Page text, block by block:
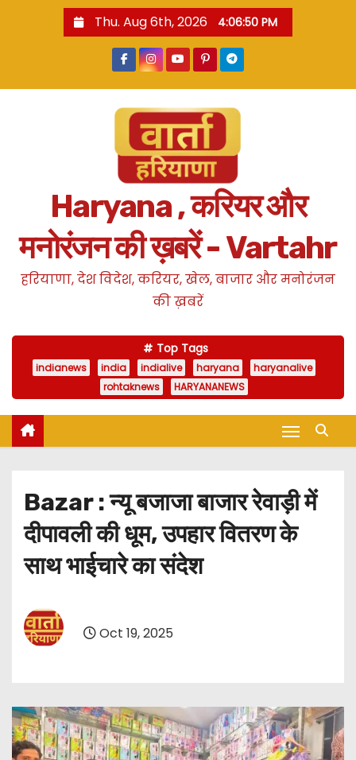
Thu. Aug 6th, 2026 4:06:51 PM
Haryana , करियर और
मनोरंजन की ख़बरें - Vartahr
हरियाणा, देश विदेश, करियर, खेल, बाजार और मनोरंजन
की ख़बरें
Top Tags
indianews india indialive haryana
haryanalive
rohtaknews
HARYANANEWS
Bazar : न्यू बजाजा बाजार रेवाड़ी में
दीपावली की धूम, उपहार वितरण के
साथ भाईचारे का संदेश
Oct 19, 2025